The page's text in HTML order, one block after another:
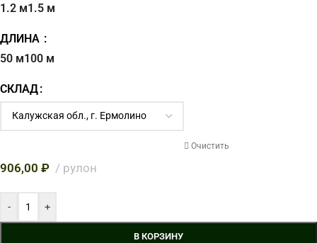
1.2 м1.5 м
ДЛИНА
50 м100 м
СКЛАД
Очистить
906,00 ₽ рулон
- +
В КОРЗИНУ